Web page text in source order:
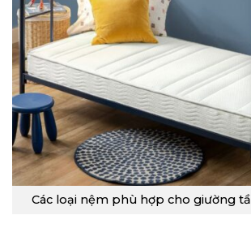
Các loại nệm phù hợp cho giường